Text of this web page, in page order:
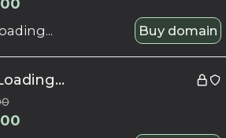
Buy domain